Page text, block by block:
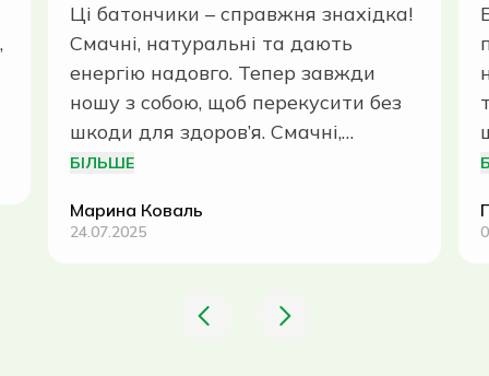
Ці батончики – справжня знахідка!
Смачні, натуральні та дають
енергію надовго. Тепер завжди
ношу з собою, щоб перекусити без
шкоди для здоров’я. Смачні,
натуральні та дають енергію
знахідка! Смачні, натуральні та
перекусити без шкоди для
БІЛЬШЕ
Марина Коваль
24.07.2025